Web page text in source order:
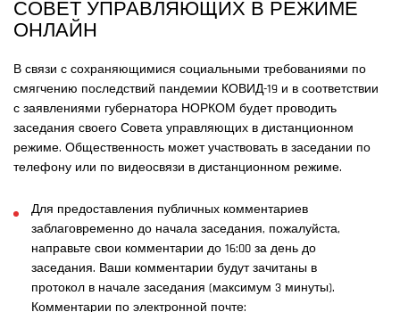
СОВЕТ УПРАВЛЯЮЩИХ В РЕЖИМЕ
ОНЛАЙН
В связи с сохраняющимися социальными требованиями по
смягчению последствий пандемии КОВИД-19 и в соответствии
с заявлениями губернатора НОРКОМ будет проводить
заседания своего Совета управляющих в дистанционном
режиме. Общественность может участвовать в заседании по
телефону или по видеосвязи в дистанционном режиме.
Для предоставления публичных комментариев
заблаговременно до начала заседания, пожалуйста,
направьте свои комментарии до 16:00 за день до
заседания. Ваши комментарии будут зачитаны в
протокол в начале заседания (максимум 3 минуты).
Комментарии по электронной почте: